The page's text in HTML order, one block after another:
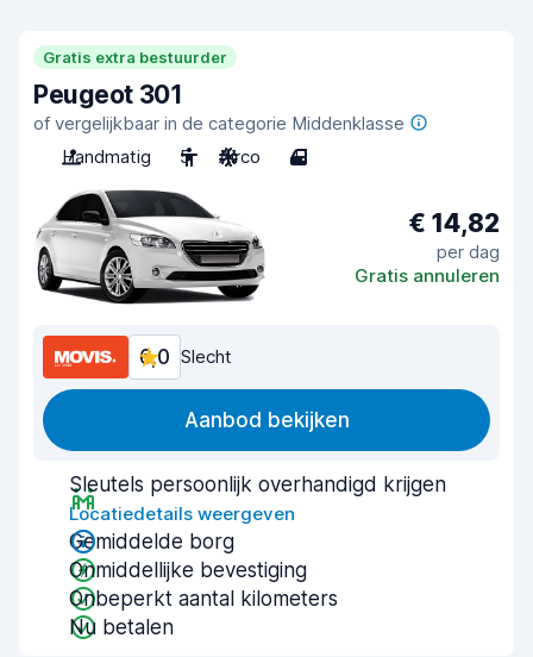
Gratis extra bestuurder
Peugeot 301
of vergelijkbaar in de categorie Middenklasse
Handmatig
5 Airco 4
€ 14,82
per dag
Gratis annuleren
6,0 Slecht
Aanbod bekijken
Sleutels persoonlijk overhandigd krijgen
Locatiedetails weergeven
Gemiddelde borg
Onmiddellijke bevestiging
Onbeperkt aantal kilometers
Nu betalen